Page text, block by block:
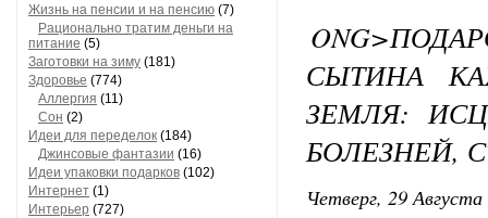
Жизнь на пенсии и на пенсию (7)
Рационально тратим деньги на
питание (5)
Заготовки на зиму (181)
Здоровье (774)
Аллергия (11)
Сон (2)
Идеи для переделок (184)
Джинсовые фантазии (16)
Идеи упаковки подарков (102)
Интернет (1)
Интерьер (727)
СЫТИНА
ЗЕМЛЯ:
БОЛЕЗНЕЙ,
Четверг, 29